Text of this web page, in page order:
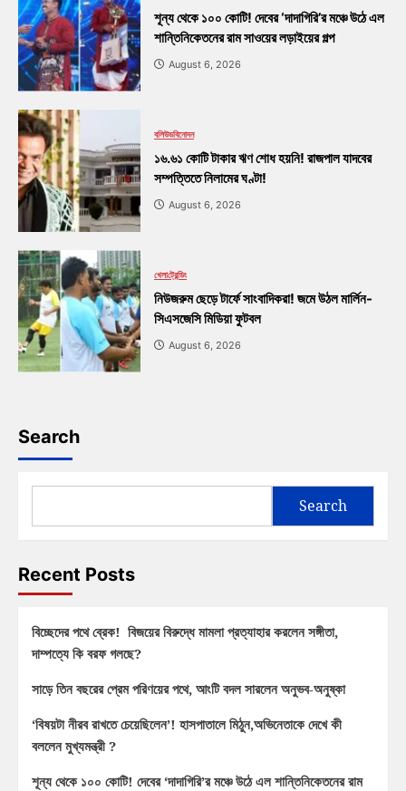
শূন্য থেকে ১০০ কোটি! দেবের ‘দাদাগিরি’র মঞ্চে উঠে এল
শান্তিনিকেতনের রাম সাওয়ের লড়াইয়ের গল্প
August 6, 2026
বলিউডবিনোদন
১৬.৬১ কোটি টাকার ঋণ শোধ হয়নি! রাজপাল যাদবের
সম্পত্তিতে নিলামের ঘণ্টা!
August 6, 2026
খেলাট্রেন্ডিং
নিউজরুম ছেড়ে টার্ফে সাংবাদিকরা! জমে উঠল মার্লিন-
সিএসজেসি মিডিয়া ফুটবল
August 6, 2026
Search
Search
Recent Posts
বিচ্ছেদের পথে ব্রেক! বিজয়ের বিরুদ্ধে মামলা প্রত্যাহার করলেন সঙ্গীতা,
দাম্পত্যে কি বরফ গলছে?
সাড়ে তিন বছরের প্রেম পরিণয়ের পথে, আংটি বদল সারলেন অনুভব-অনুষ্কা
‘বিষয়টা নীরব রাখতে চেয়েছিলেন’! হাসপাতালে মিঠুন,অভিনেতাকে দেখে কী
বললেন মুখ্যমন্ত্রী ?
শূন্য থেকে ১০০ কোটি! দেবের ‘দাদাগিরি’র মঞ্চে উঠে এল শান্তিনিকেতনের রাম